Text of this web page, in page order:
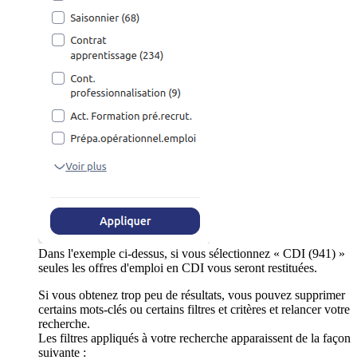
Dans l'exemple ci-dessus, si vous sélectionnez « CDI (941) »
seules les offres d'emploi en CDI vous seront restituées.
Si vous obtenez trop peu de résultats, vous pouvez supprimer
certains mots-clés ou certains filtres et critères et relancer votre
recherche.
Les filtres appliqués à votre recherche apparaissent de la façon
suivante :